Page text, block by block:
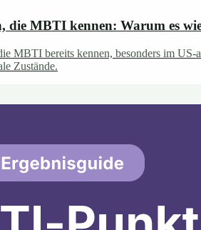
die MBTI kennen: Warum es
MBTI bereits kennen, besonders im
Zustände.